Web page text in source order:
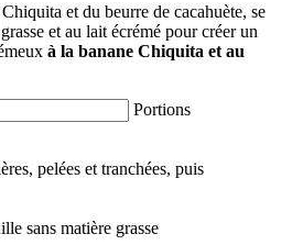
et du beurre de cacahuète, se
et au lait écrémé pour créer un
à la banane Chiquita et au
Portions
pelées et tranchées, puis
sans matière grasse